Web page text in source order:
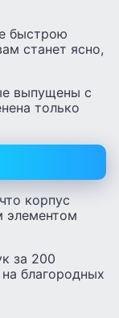
быстрою
станет ясно,
выпущены с
только
корпус
элементом
за 200
благородных